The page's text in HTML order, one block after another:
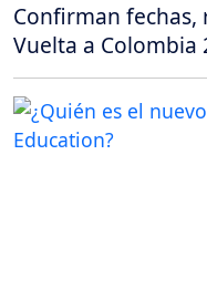
Confirman
Vuelta a Colombia